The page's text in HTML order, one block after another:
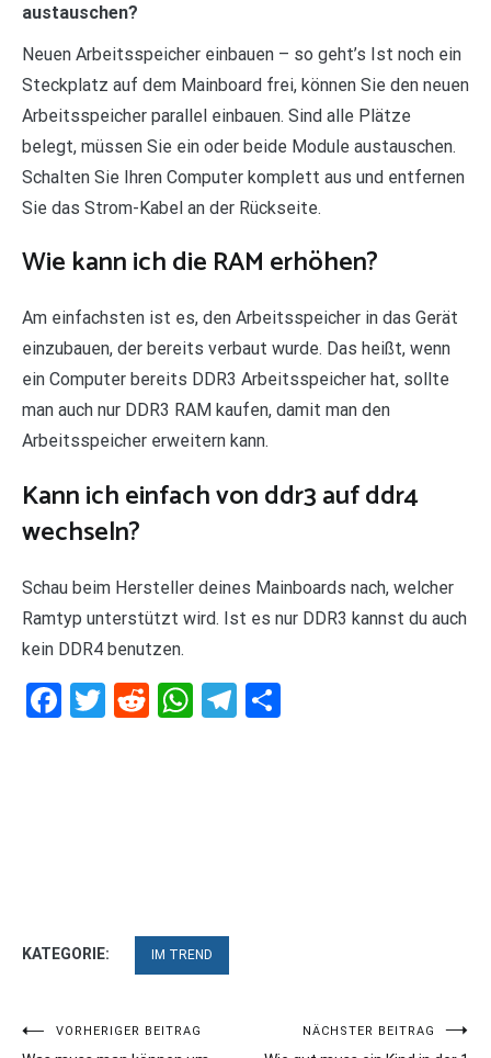
austauschen?
Neuen Arbeitsspeicher einbauen – so geht’s Ist noch ein
Steckplatz auf dem Mainboard frei, können Sie den neuen
Arbeitsspeicher parallel einbauen. Sind alle Plätze
belegt, müssen Sie ein oder beide Module austauschen.
Schalten Sie Ihren Computer komplett aus und entfernen
Sie das Strom-Kabel an der Rückseite.
Wie kann ich die RAM erhöhen?
Am einfachsten ist es, den Arbeitsspeicher in das Gerät
einzubauen, der bereits verbaut wurde. Das heißt, wenn
ein Computer bereits DDR3 Arbeitsspeicher hat, sollte
man auch nur DDR3 RAM kaufen, damit man den
Arbeitsspeicher erweitern kann.
Kann ich einfach von ddr3 auf ddr4
wechseln?
Schau beim Hersteller deines Mainboards nach, welcher
Ramtyp unterstützt wird. Ist es nur DDR3 kannst du auch
kein DDR4 benutzen.
Facebook
Twitter
RedditWhatsApp
Telegram
KATEGORIE: IM TREND
Beitragsnavigation
VORHERIGER BEITRAG NÄCHSTER BEITRAG